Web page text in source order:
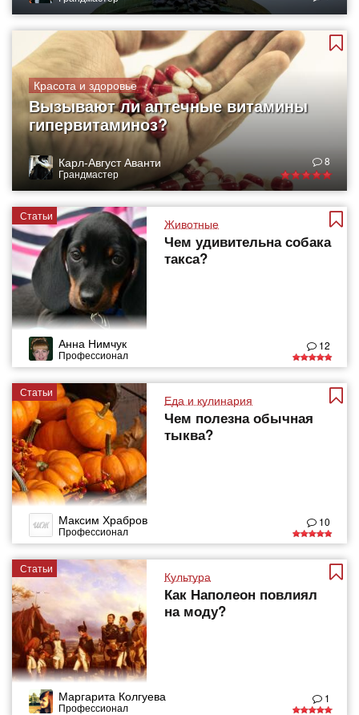
Красота и здоровье
Вызывают ли аптечные витамины
гипервитаминоз?
Карл-Август Аванти
Грандмастер
8
Статьи
Животные
Чем удивительна собака
такса?
Анна Нимчук
Профессионал
12
Статьи
Еда и кулинария
Чем полезна обычная
тыква?
Максим Храбров
Профессионал
10
Статьи
Культура
Как Наполеон повлиял
на моду?
Маргарита Колгуева
Профессионал
1